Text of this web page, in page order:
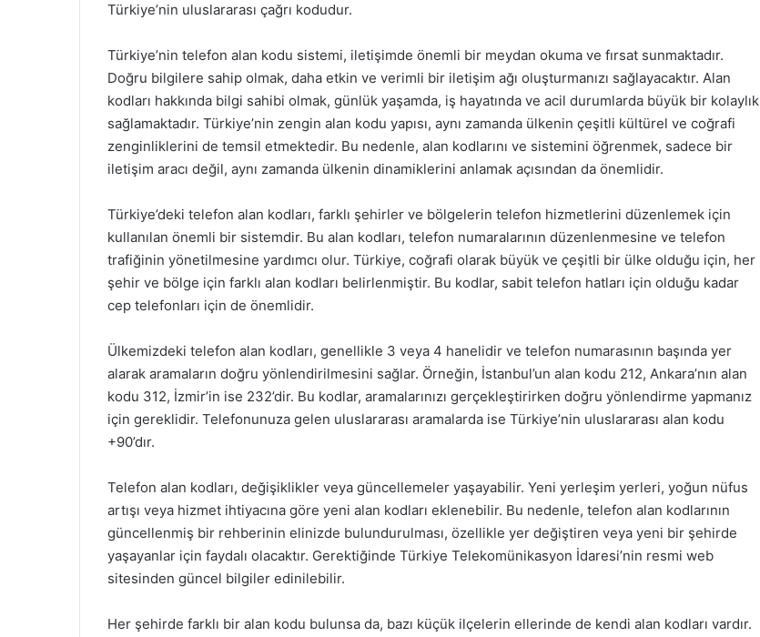
Türkiye’nin uluslararası çağrı kodudur.
Türkiye’nin telefon alan kodu sistemi, iletişimde önemli bir meydan okuma ve fırsat sunmaktadır.
Doğru bilgilere sahip olmak, daha etkin ve verimli bir iletişim ağı oluşturmanızı sağlayacaktır. Alan
kodları hakkında bilgi sahibi olmak, günlük yaşamda, iş hayatında ve acil durumlarda büyük bir kolaylık
sağlamaktadır. Türkiye’nin zengin alan kodu yapısı, aynı zamanda ülkenin çeşitli kültürel ve coğrafi
zenginliklerini de temsil etmektedir. Bu nedenle, alan kodlarını ve sistemini öğrenmek, sadece bir
iletişim aracı değil, aynı zamanda ülkenin dinamiklerini anlamak açısından da önemlidir.
Türkiye’deki telefon alan kodları, farklı şehirler ve bölgelerin telefon hizmetlerini düzenlemek için
kullanılan önemli bir sistemdir. Bu alan kodları, telefon numaralarının düzenlenmesine ve telefon
trafiğinin yönetilmesine yardımcı olur. Türkiye, coğrafi olarak büyük ve çeşitli bir ülke olduğu için, her
şehir ve bölge için farklı alan kodları belirlenmiştir. Bu kodlar, sabit telefon hatları için olduğu kadar
cep telefonları için de önemlidir.
Ülkemizdeki telefon alan kodları, genellikle 3 veya 4 hanelidir ve telefon numarasının başında yer
alarak aramaların doğru yönlendirilmesini sağlar. Örneğin, İstanbul’un alan kodu 212, Ankara’nın alan
kodu 312, İzmir’in ise 232’dir. Bu kodlar, aramalarınızı gerçekleştirirken doğru yönlendirme yapmanız
için gereklidir. Telefonunuza gelen uluslararası aramalarda ise Türkiye’nin uluslararası alan kodu
+90’dır.
Telefon alan kodları, değişiklikler veya güncellemeler yaşayabilir. Yeni yerleşim yerleri, yoğun nüfus
artışı veya hizmet ihtiyacına göre yeni alan kodları eklenebilir. Bu nedenle, telefon alan kodlarının
güncellenmiş bir rehberinin elinizde bulundurulması, özellikle yer değiştiren veya yeni bir şehirde
yaşayanlar için faydalı olacaktır. Gerektiğinde Türkiye Telekomünikasyon İdaresi’nin resmi web
sitesinden güncel bilgiler edinilebilir.
Her şehirde farklı bir alan kodu bulunsa da, bazı küçük ilçelerin ellerinde de kendi alan kodları vardır.